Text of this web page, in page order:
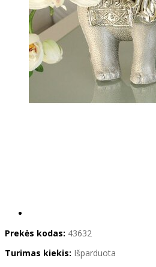
Prekės kodas: 43632
Turimas kiekis: Išparduota